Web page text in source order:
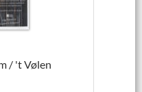
/ 't Vølen